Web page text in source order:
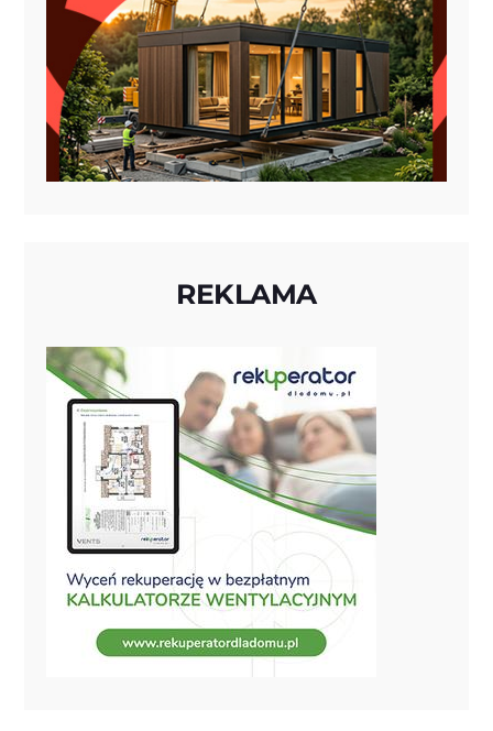
REKLAMA